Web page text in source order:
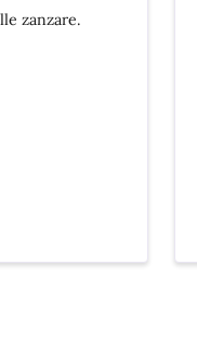
zanzare.